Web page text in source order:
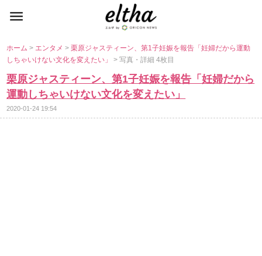
ホーム> エンタメ>栗原ジャスティーン、第1子妊娠を報告「妊婦だから運動
しちゃいけない文化を変えたい」> 写真・詳細 4枚目
栗原ジャスティーン、第1子妊娠を報告「妊婦だから
運動しちゃいけない文化を変えたい」
2020-01-24 19:54